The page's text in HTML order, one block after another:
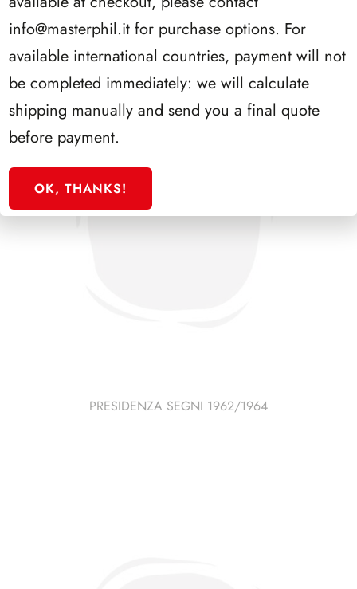
PRESIDENZA SEGNI 1962/1964
info@masterphil.it for purchase options. For
available international countries, payment will not
be completed immediately: we will calculate
shipping manually and send you a final quote
before payment.
OK, THANKS!